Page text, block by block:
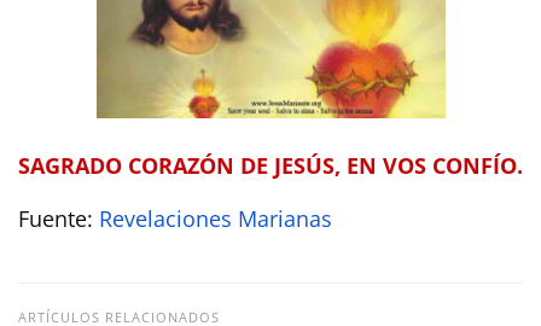
SAGRADO CORAZÓN DE JESÚS, EN VOS CONFÍO.
Fuente: Revelaciones Marianas
ARTÍCULOS RELACIONADOS